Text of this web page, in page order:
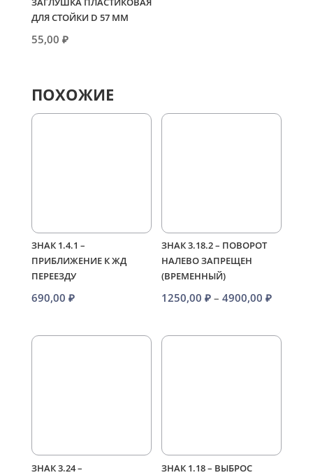
ДЛЯ СТОЙКИ D 57 ММ
55,00 ₽
ПОХОЖИЕ
ЗНАК 1.4.1 –
ПРИБЛИЖЕНИЕ К ЖД
ПЕРЕЕЗДУ
690,00 ₽
ЗНАК 3.18.2 – ПОВОРОТ
НАЛЕВО ЗАПРЕЩЕН
(ВРЕМЕННЫЙ)
1250,00₽ – 4900,00₽
ЗНАК 3.24 –
ЗНАК 1.18 – ВЫБРОС